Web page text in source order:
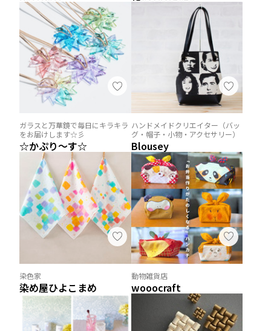
ガラスと万華鏡で毎日にキラキラ
をお届けします☆彡
☆かぷり～す☆
ハンドメイドクリエイター（バッ
グ・帽子・小物・アクセサリー）
Blousey
染色家
染め屋ひよこまめ
動物雑貨店
wooocraft